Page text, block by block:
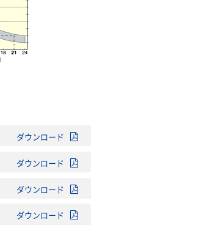
ダウンロード
ダウンロード
ダウンロード
ダウンロード